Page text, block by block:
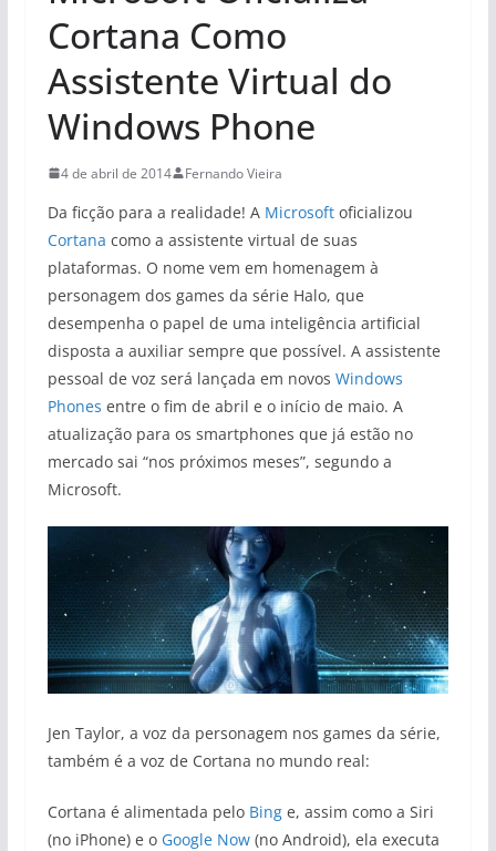
Cortana Como
Assistente Virtual do
Windows Phone
4 de abril de 2014 Fernando Vieira
Da ficção para a realidade! A Microsoftoficializou
Cortana como a assistente virtual de suas
plataformas. O nome vem em homenagem à
personagem dos games da série Halo, que
desempenha o papel de uma inteligência artificial
disposta a auxiliar sempre que possível. A assistente
pessoal de voz será lançada em novos Windows
Phones entre o fim de abril e o início de maio. A
atualização para os smartphones que já estão no
mercado sai “nos próximos meses”, segundo a
Microsoft.
Jen Taylor, a voz da personagem nos games da série,
também é a voz de Cortana no mundo real:
Cortana é alimentada pelo Binge, assim como a Siri
(no iPhone) e o Google Now(no Android), ela executa